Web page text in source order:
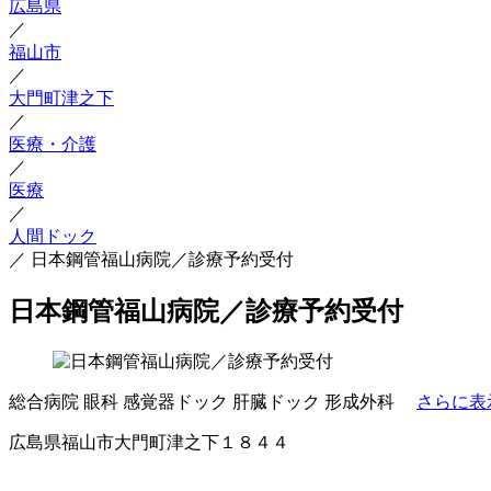
広島県
／
福山市
／
大門町津之下
／
医療・介護
／
医療
／
人間ドック
／ 日本鋼管福山病院／診療予約受付
日本鋼管福山病院／診療予約受付
総合病院 眼科 感覚器ドック 肝臓ドック 形成外科 さらに表
広島県福山市大門町津之下１８４４